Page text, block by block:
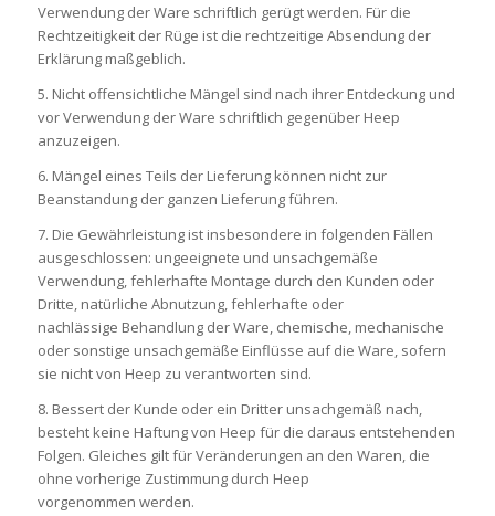
Verwendung der Ware schriftlich gerügt werden. Für die
Rechtzeitigkeit der Rüge ist die rechtzeitige Absendung der
Erklärung maßgeblich.
5. Nicht offensichtliche Mängel sind nach ihrer Entdeckung und
vor Verwendung der Ware schriftlich gegenüber Heep
anzuzeigen.
6. Mängel eines Teils der Lieferung können nicht zur
Beanstandung der ganzen Lieferung führen.
7. Die Gewährleistung ist insbesondere in folgenden Fällen
ausgeschlossen: ungeeignete und unsachgemäße
Verwendung, fehlerhafte Montage durch den Kunden oder
Dritte, natürliche Abnutzung, fehlerhafte oder
nachlässige Behandlung der Ware, chemische, mechanische
oder sonstige unsachgemäße Einflüsse auf die Ware, sofern
sie nicht von Heep zu verantworten sind.
8. Bessert der Kunde oder ein Dritter unsachgemäß nach,
besteht keine Haftung von Heep für die daraus entstehenden
Folgen. Gleiches gilt für Veränderungen an den Waren, die
ohne vorherige Zustimmung durch Heep
vorgenommen werden.